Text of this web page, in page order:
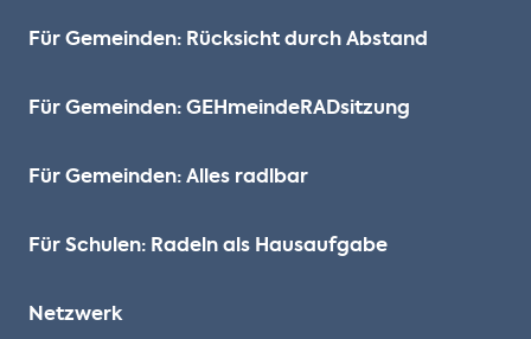
Für Gemeinden: Rücksicht durch Abstand
Für Gemeinden: GEHmeinde­RADsitzung
Für Gemeinden: Alles radlbar
Für Schulen: Radeln als Hausaufgabe
Netzwerk